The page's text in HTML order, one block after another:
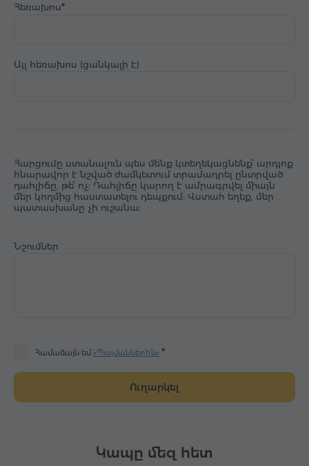
Հեռախոս
Այլ հեռախոս (ցանկալի է)
Հարցումը ստանալուն պես մենք կտեղեկացնենք՝ արդյոք
հնարավոր է նշված ժամկետում տրամադրել ընտրված
դահլիճը, թե՝ ոչ: Դահլիճը կարող է ամրագրվել միայն
մեր կողմից հաստատելու դեպքում: Վստահ եղեք, մեր
պատասխանը չի ուշանա:
Նշումներ
Համաձայն եմ «Պայմաններին»
Ուղարկել
Կապը մեզ հետ